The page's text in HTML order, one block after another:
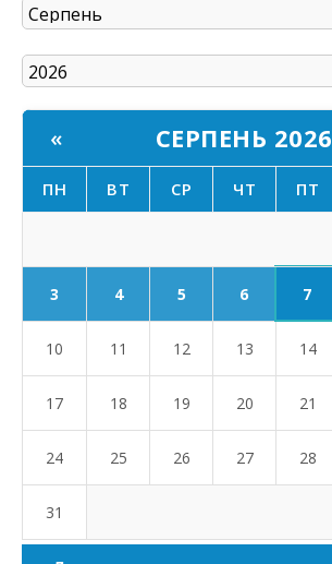
« СЕРПЕНЬ 2026
ПН ВТ СР ЧТ ПТ
3 4 5 6 7
10 11 12 13 14
17 18 19 20 21
24 25 26 27 28
31